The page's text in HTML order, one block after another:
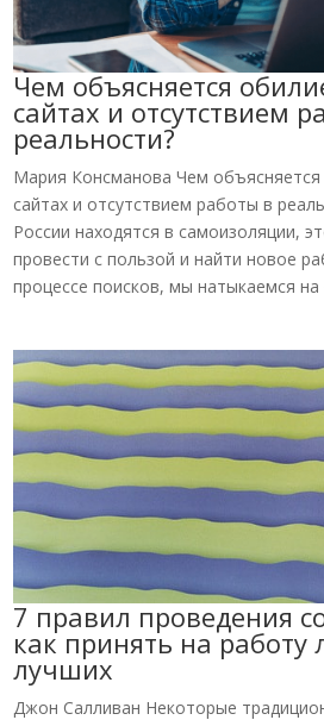
Чем объясняется
сайтах и отсутствием
реальности?
Мария Консманова Чем объясняется
сайтах и отсутствием работы в
России находятся в самоизоляции,
провести с пользой и найти новое
процессе поисков, мы натыкаемся
7 правил проведения
как принять на работу
лучших
Джон Салливан Некоторые